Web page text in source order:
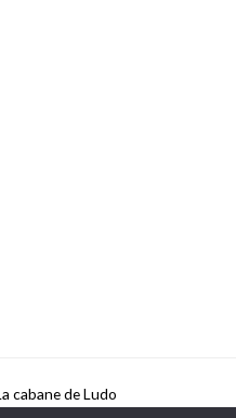
cabane de Ludo